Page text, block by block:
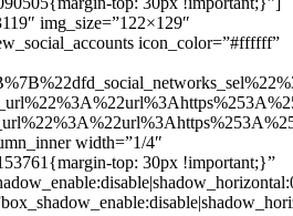
img_size=”122×129″
icon_color=”#ffffff”
width=”1/4″
top: 30px !important;}”